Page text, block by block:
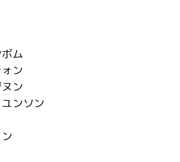
ム
ン
ン
ンソン